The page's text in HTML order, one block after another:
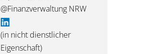
@Finanzverwaltung NRW
(in nicht dienstlicher
Eigenschaft)